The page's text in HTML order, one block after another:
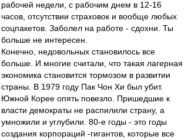
рабочей недели, с рабочим днем в 12-16
часов, отсутствии страховок и вообще любых
соцпакетов. Заболел на работе - сдохни. Ты
больше не интересен.
Конечно, недовольных становилось все
больше. И многие считали, что такая лагерная
экономика становится тормозом в развитии
страны. В 1979 году Пак Чон Хи был убит.
Южной Корее опять повезло. Пришедшие к
власти демократы не распилили страну, а
умножили и углубили. 80-е годы - это годы
создания корпораций -гигантов, которые все